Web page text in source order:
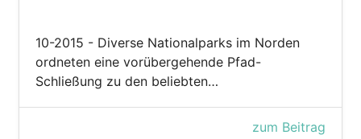
10-2015 - Diverse Nationalparks im Norden
ordneten eine vorübergehende Pfad-
Schließung zu den beliebten…
zum Beitrag